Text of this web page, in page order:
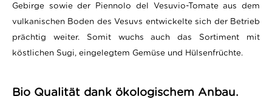
Gebirge sowie der Piennolo del Vesuvio-Tomate aus dem
vulkanischen Boden des Vesuvs entwickelte sich der Betrieb
prächtig weiter. Somit wuchs auch das Sortiment mit
köstlichen Sugi, eingelegtem Gemüse und Hülsenfrüchte.
Bio Qualität dank ökologischem Anbau.